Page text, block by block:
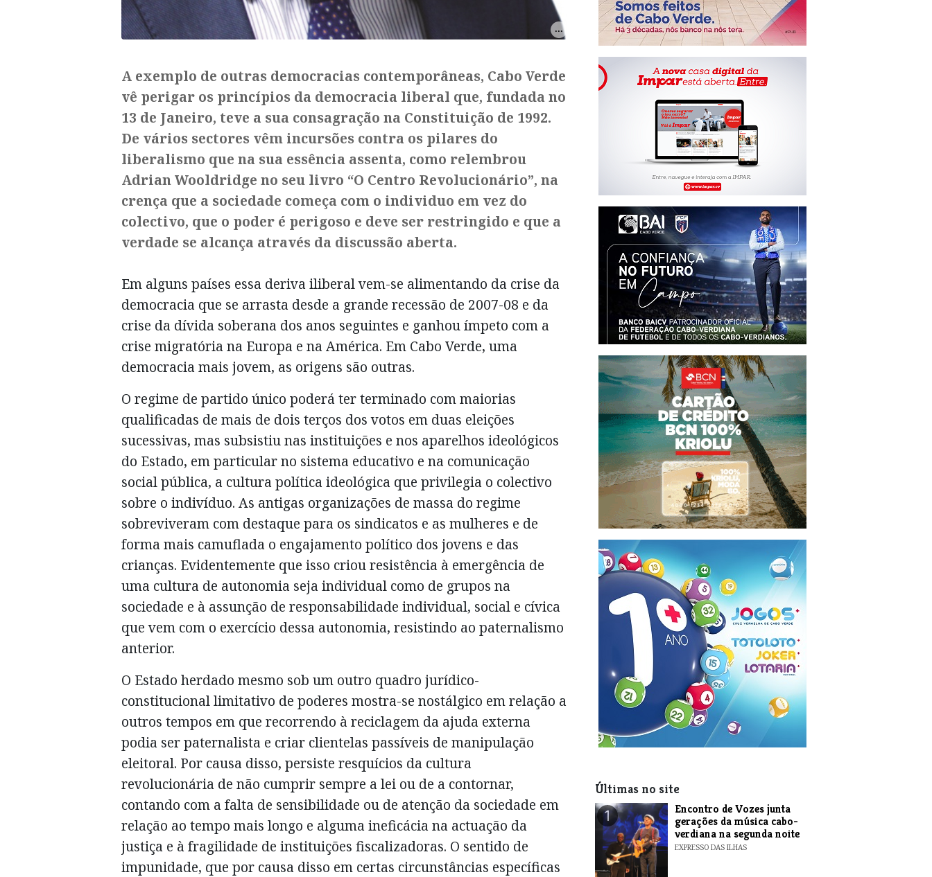
A exemplo de outras democracias contemporâneas, Cabo Verde
vê perigar os princípios da democracia liberal que, fundada no
13 de Janeiro, teve a sua consagração na Constituição de 1992.
De vários sectores vêm incursões contra os pilares do
liberalismo que na sua essência assenta, como relembrou
Adrian Wooldridge no seu livro “O Centro Revolucionário”, na
crença que a sociedade começa com o individuo em vez do
colectivo, que o poder é perigoso e deve ser restringido e que a
verdade se alcança através da discussão aberta.
Em alguns países essa deriva iliberal vem-se alimentando da crise da
democracia que se arrasta desde a grande recessão de 2007-08 e da
crise da dívida soberana dos anos seguintes e ganhou ímpeto com a
crise migratória na Europa e na América. Em Cabo Verde, uma
democracia mais jovem, as origens são outras.
O regime de partido único poderá ter terminado com maiorias
qualificadas de mais de dois terços dos votos em duas eleições
sucessivas, mas subsistiu nas instituições e nos aparelhos ideológicos
do Estado, em particular no sistema educativo e na comunicação
social pública, a cultura política ideológica que privilegia o colectivo
sobre o indivíduo. As antigas organizações de massa do regime
sobreviveram com destaque para os sindicatos e as mulheres e de
forma mais camuflada o engajamento político dos jovens e das
crianças. Evidentemente que isso criou resistência à emergência de
uma cultura de autonomia seja individual como de grupos na
sociedade e à assunção de responsabilidade individual, social e cívica
que vem com o exercício dessa autonomia, resistindo ao paternalismo
anterior.
O Estado herdado mesmo sob um outro quadro jurídico-
constitucional limitativo de poderes mostra-se nostálgico em relação a
outros tempos em que recorrendo à reciclagem da ajuda externa
podia ser paternalista e criar clientelas passíveis de manipulação
eleitoral. Por causa disso, persiste resquícios da cultura
revolucionária de não cumprir sempre a lei ou de a contornar,
contando com a falta de sensibilidade ou de atenção da sociedade em
relação ao tempo mais longo e alguma ineficácia na actuação da
justiça e à fragilidade de instituições fiscalizadoras. O sentido de
impunidade, que por causa disso em certas circunstâncias específicas
Últimas no site
1
Encontro de Vozes junta
gerações da música cabo-
verdiana na segunda noite
EXPRESSO DAS ILHAS